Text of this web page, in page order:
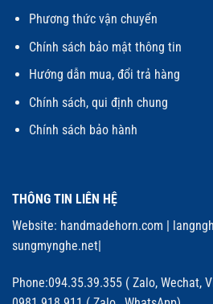
Phương thức vận chuyển
Chính sách bảo mật thông tin
Hướng dẫn mua, đổi trả hàng
Chính sách, qui định chung
Chính sách bảo hành
THÔNG TIN LIÊN HỆ
Website: handmadehorn.com
sungmynghe.net
Phone:094.35.39.355 ( Zalo, Wechat,